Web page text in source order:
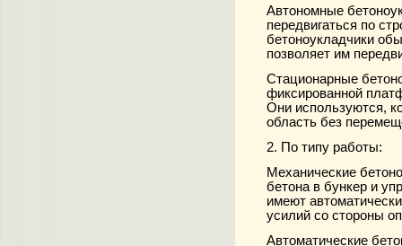
Автономные
передвигаться по
бетоноукладчики
позволяет им
Стационарные
фиксированной
Они используются,
область без
2. По типу работы:
Механические
бетона в бункер и
имеют
усилий со стороны
Автоматические